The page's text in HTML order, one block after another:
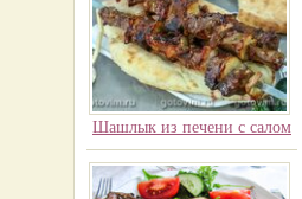
Шашлык из печени с салом